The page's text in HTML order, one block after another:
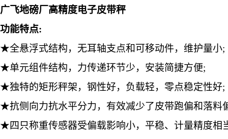
广飞地磅厂高精度电子皮带秤
功能特点:
★全悬浮式结构，无耳轴支点和可移动件，维护量小;
★单元组件结构，力传递环节少，安装简捷方便;
★独特的矩形秤架，钢性好，负载轻，零点稳定性好;
★抗侧向力抗水平分力，有效减少了皮带跑偏和落料
★四只称重传感器受偏载影响小，平稳、计量精度相